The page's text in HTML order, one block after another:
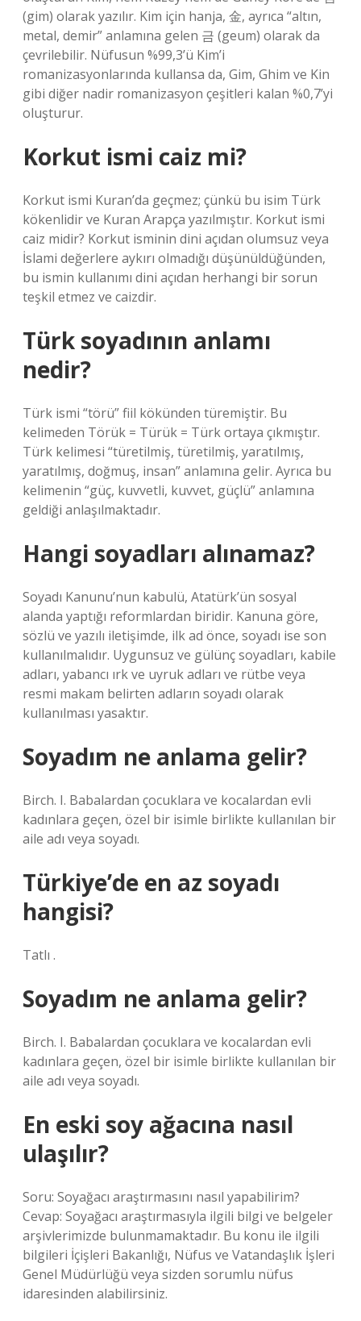
(gim) olarak yazılır. Kim için hanja, 金, ayrıca “altın,
metal, demir” anlamına gelen 금 (geum) olarak da
çevrilebilir. Nüfusun %99,3’ü Kim’i
romanizasyonlarında kullansa da, Gim, Ghim ve Kin
gibi diğer nadir romanizasyon çeşitleri kalan %0,7’yi
oluşturur.
Korkut ismi caiz mi?
Korkut ismi Kuran’da geçmez; çünkü bu isim Türk
kökenlidir ve Kuran Arapça yazılmıştır. Korkut ismi
caiz midir? Korkut isminin dini açıdan olumsuz veya
İslami değerlere aykırı olmadığı düşünüldüğünden,
bu ismin kullanımı dini açıdan herhangi bir sorun
teşkil etmez ve caizdir.
Türk soyadının anlamı
nedir?
Türk ismi “törü” fiil kökünden türemiştir. Bu
kelimeden Törük = Türük = Türk ortaya çıkmıştır.
Türk kelimesi “türetilmiş, türetilmiş, yaratılmış,
yaratılmış, doğmuş, insan” anlamına gelir. Ayrıca bu
kelimenin “güç, kuvvetli, kuvvet, güçlü” anlamına
geldiği anlaşılmaktadır.
Hangi soyadları alınamaz?
Soyadı Kanunu’nun kabulü, Atatürk’ün sosyal
alanda yaptığı reformlardan biridir. Kanuna göre,
sözlü ve yazılı iletişimde, ilk ad önce, soyadı ise son
kullanılmalıdır. Uygunsuz ve gülünç soyadları, kabile
adları, yabancı ırk ve uyruk adları ve rütbe veya
resmi makam belirten adların soyadı olarak
kullanılması yasaktır.
Soyadım ne anlama gelir?
Birch. I. Babalardan çocuklara ve kocalardan evli
kadınlara geçen, özel bir isimle birlikte kullanılan bir
aile adı veya soyadı.
Türkiye’de en az soyadı
hangisi?
Tatlı .
Soyadım ne anlama gelir?
Birch. I. Babalardan çocuklara ve kocalardan evli
kadınlara geçen, özel bir isimle birlikte kullanılan bir
aile adı veya soyadı.
En eski soy ağacına nasıl
ulaşılır?
Soru: Soyağacı araştırmasını nasıl yapabilirim?
Cevap: Soyağacı araştırmasıyla ilgili bilgi ve belgeler
arşivlerimizde bulunmamaktadır. Bu konu ile ilgili
bilgileri İçişleri Bakanlığı, Nüfus ve Vatandaşlık İşleri
Genel Müdürlüğü veya sizden sorumlu nüfus
idaresinden alabilirsiniz.